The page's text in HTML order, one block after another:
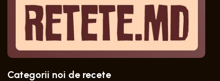
Categorii noi de recete